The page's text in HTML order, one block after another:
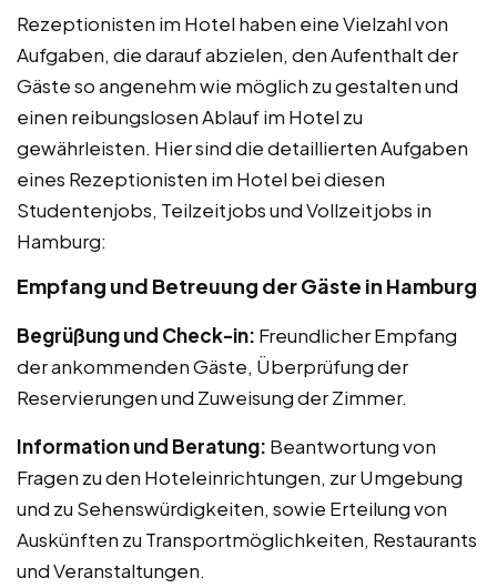
Rezeptionisten im Hotel haben eine Vielzahl von
Aufgaben, die darauf abzielen, den Aufenthalt der
Gäste so angenehm wie möglich zu gestalten und
einen reibungslosen Ablauf im Hotel zu
gewährleisten. Hier sind die detaillierten Aufgaben
eines Rezeptionisten im Hotel bei diesen
Studentenjobs, Teilzeitjobs und Vollzeitjobs in
Hamburg:
Empfang und Betreuung der Gäste in Hamburg
Begrüßung und Check-in: Freundlicher Empfang
der ankommenden Gäste, Überprüfung der
Reservierungen und Zuweisung der Zimmer.
Information und Beratung: Beantwortung von
Fragen zu den Hoteleinrichtungen, zur Umgebung
und zu Sehenswürdigkeiten, sowie Erteilung von
Auskünften zu Transportmöglichkeiten, Restaurants
und Veranstaltungen.